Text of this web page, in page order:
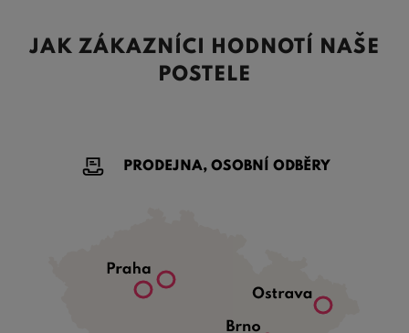
JAK ZÁKAZNÍCI HODNOTÍ NAŠE
POSTELE
PRODEJNA, OSOBNÍ ODBĚRY